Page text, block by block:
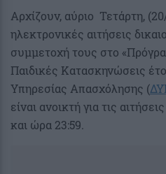
Αρχίζουν, αύριο Τετάρτη,
ηλεκτρονικές αιτήσεις
συμμετοχή τους στο
Παιδικές Κατασκηνώσεις
Υπηρεσίας Απασχόλησης (
είναι ανοικτή για τις
και ώρα 23:59.